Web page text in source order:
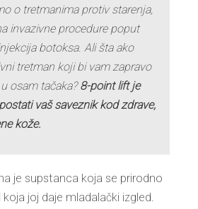
o tretmanima protiv starenja,
invazivne procedure poput
botoksa. Ali šta ako
tretman koji bi vam zapravo
osam tačaka?8-point lift je
vaš saveznik kod zdrave,
kože.
je supstanca koja se prirodno
joj daje mladalački izgled.